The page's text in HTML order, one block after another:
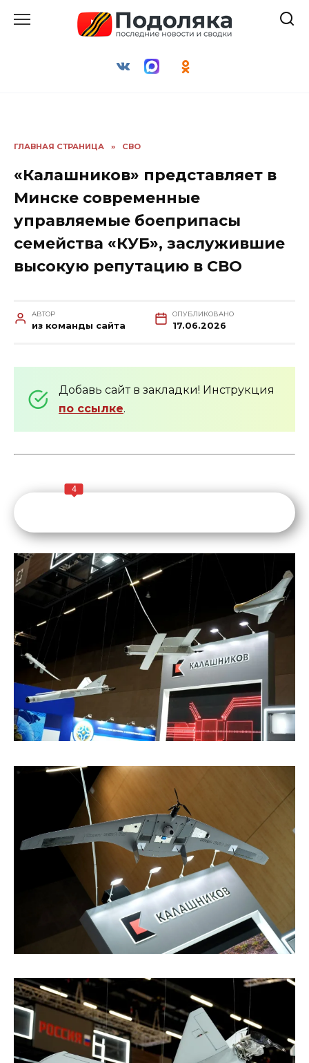
ГЛАВНАЯ СТРАНИЦА » СВО
«Калашников» представляет в
Минске современные
управляемые боеприпасы
семейства «КУБ», заслужившие
высокую репутацию в СВО
АВТОР
из команды сайта
ОПУБЛИКОВАНО
17.06.2026
Добавь сайт в закладки! Инструкция
по ссылке.
4